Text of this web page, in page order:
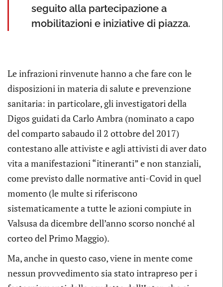
seguito alla partecipazione a
mobilitazioni e iniziative di piazza.
Le infrazioni rinvenute hanno a che fare con le
disposizioni in materia di salute e prevenzione
sanitaria: in particolare, gli investigatori della
Digos guidati da Carlo Ambra (nominato a capo
del comparto sabaudo il 2 ottobre del 2017)
contestano alle attiviste e agli attivisti di aver dato
vita a manifestazioni “itineranti” e non stanziali,
come previsto dalle normative anti-Covid in quel
momento (le multe si riferiscono
sistematicamente a tutte le azioni compiute in
Valsusa da dicembre dell’anno scorso nonché al
corteo del Primo Maggio).
Ma, anche in questo caso, viene in mente come
nessun provvedimento sia stato intrapreso per i